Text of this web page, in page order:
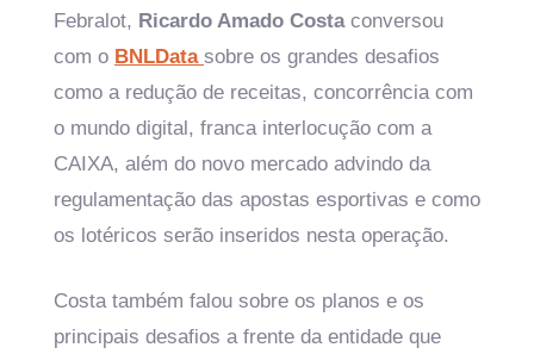
Febralot, Ricardo Amado Costaconversou
com o BNLData sobre os grandes desafios
como a redução de receitas, concorrência com
o mundo digital, franca interlocução com a
CAIXA, além do novo mercado advindo da
regulamentação das apostas esportivas e como
os lotéricos serão inseridos nesta operação.
Costa também falou sobre os planos e os
principais desafios a frente da entidade que